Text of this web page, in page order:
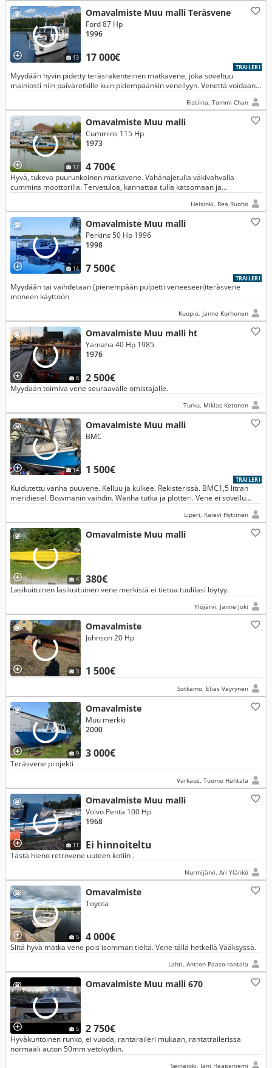
13
Omavalmiste Muu malli Teräsvene
17 000€
Ford 87 Hp
1996
TRAILERI
Myydään hyvin pidetty teräsrakenteinen matkavene, joka soveltuu
mainiosti niin päiväretkille kuin pidempäänkin veneilyyn. Venettä voidaan
Ristiina, Tommi Chan
17
Omavalmiste Muu malli
4 700€
Cummins 115 Hp
1973
Hyvä, tukeva puurunkoinen matkavene. Vähänajetulla väkivahvalla
cummins moottorilla. Tervetuloa, kannattaa tulla katsomaan ja
Helsinki, Rea Ruoho
14
Omavalmiste Muu malli
7 500€
Perkins 50 Hp 1996
1998
TRAILERI
Myydään tai vaihdetaan (pienempään pulpetti veneeseen)teräsvene
moneen käyttöön
Kuopio, Janne Korhonen
8
Omavalmiste Muu malli ht
2 500€
Yamaha 40 Hp 1985
1976
Myydään toimiva vene seuraavalle omistajalle.
Turku, Miklas Ketonen
14
Omavalmiste Muu malli
1 500€
BMC
TRAILERI
Kuidutettu vanha puuvene. Kelluu ja kulkee. Rekisterissä. BMC1,5 litran
meridiesel. Bowmanin vaihdin. Wanha tutka ja plotteri. Vene ei sovellu
Liperi, Kalevi Hyttinen
4
Omavalmiste Muu malli
380€
Lasikuituinen lasikuituinen vene merkistä ei tietoa.tuulilasi löytyy.
Ylöjärvi, Janne Joki
3
Omavalmiste
1 500€
Johnson 20 Hp
Sotkamo, Elias Väyrynen
9
Omavalmiste
3 000€
Muu merkki
2000
Teräsvene projekti
Varkaus, Tuomo Hahtala
11
Omavalmiste Muu malli
Ei hinnoiteltu
Volvo Penta 100 Hp
1968
Tästä hieno retrovene uuteen kotiin .
Nurmijärvi, Ari Ylänkö
5
Omavalmiste
4 000€
Toyota
Siitä hyvä matka vene pois isomman tieltä. Vene tällä hetkellä Vääksyssä.
Lahti, Antton Paaso-rantala
5
Omavalmiste Muu malli 670
2 750€
Hyväkuntoinen runko, ei vuoda, rantaraileri mukaan, rantatrailerissa
normaali auton 50mm vetokytkin.
Seinäjoki, Jani Haapaniemi